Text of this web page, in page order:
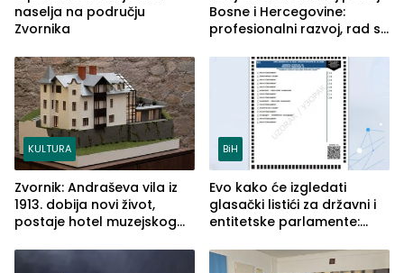
naselja na području
Zvornika
Bosne i Hercegovine:
profesionalni razvoj, rad sa
služba građanima
KULTURA
Zvornik: Andraševa vila iz
1913. dobija novi život,
postaje hotel muzejskog
BiH
Evo kako će izgledati
glasački listići za državni i
entitetske parlamente:
vidljive na njima